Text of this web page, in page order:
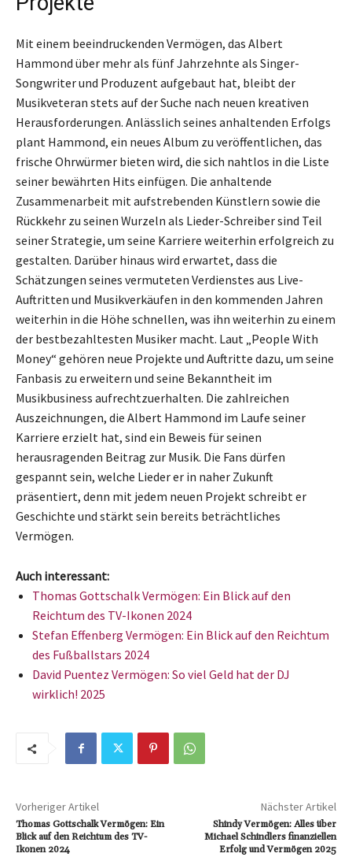
Mit einem beeindruckenden Vermögen, das Albert
Hammond über mehr als fünf Jahrzehnte als Singer-
Songwriter und Produzent aufgebaut hat, bleibt der
Musikveteran stets auf der Suche nach neuen kreativen
Herausforderungen. Anlässlich seines anhaltenden Erfolgs
plant Hammond, ein neues Album zu veröffentlichen, das
frische Ohrwürmer bieten wird, die sich nahtlos in die Liste
seiner bewährten Hits einfügen. Die anhaltende
Zusammenarbeit mit aufstrebenden Künstlern sowie die
Rückkehr zu seinen Wurzeln als Lieder-Schreiber sind Teil
seiner Strategie, um seine Karriere weiterhin erfolgreich zu
gestalten. Darüber hinaus wird erwartet, dass die
Schätzungen seines vermuteten Verdienstes aus Live-
Auftritten und Musikverkäufen in den kommenden Jahren
weiterhin in die Höhe schnellen, was ihn weiterhin zu einem
der bestbezahltesten Musiker macht. Laut „People With
Money“ gehören neue Projekte und Auftritte dazu, um seine
Fanbasis zu erweitern und seine Bekanntheit im
Musikbusiness aufrechtzuerhalten. Die zahlreichen
Auszeichnungen, die Albert Hammond im Laufe seiner
Karriere erzielt hat, sind ein Beweis für seinen
herausragenden Beitrag zur Musik. Die Fans dürfen
gespannt sein, welche Lieder er in naher Zukunft
präsentiert, denn mit jedem neuen Projekt schreibt er
Geschichte und stärkt sein bereits beträchtliches
Vermögen.
Auch interessant:
Thomas Gottschalk Vermögen: Ein Blick auf den
Reichtum des TV-Ikonen 2024
Stefan Effenberg Vermögen: Ein Blick auf den Reichtum
des Fußballstars 2024
David Puentez Vermögen: So viel Geld hat der DJ
wirklich! 2025
Vorheriger Artikel
Thomas Gottschalk Vermögen: Ein
Blick auf den Reichtum des TV-
Ikonen 2024
Nächster Artikel
Shindy Vermögen: Alles über
Michael Schindlers finanziellen
Erfolg und Vermögen 2025